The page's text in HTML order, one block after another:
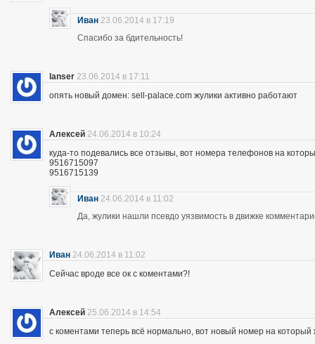
Иван 23.06.2014 в 17:19
Спасибо за бдительность!
lanser 23.06.2014 в 17:11
опять новый домен: sell-palace.com жулики активно работают
Алексей 24.06.2014 в 10:24
куда-то подевались все отзывы, вот номера телефонов на
9516715097
9516715139
Иван 24.06.2014 в 11:02
Да, жулики нашли псевдо уязвимость в движке
Иван 24.06.2014 в 11:02
Сейчас вроде все ок с коментами?!
Алексей 25.06.2014 в 14:54
с коментами теперь всё нормально, вот новый номер на